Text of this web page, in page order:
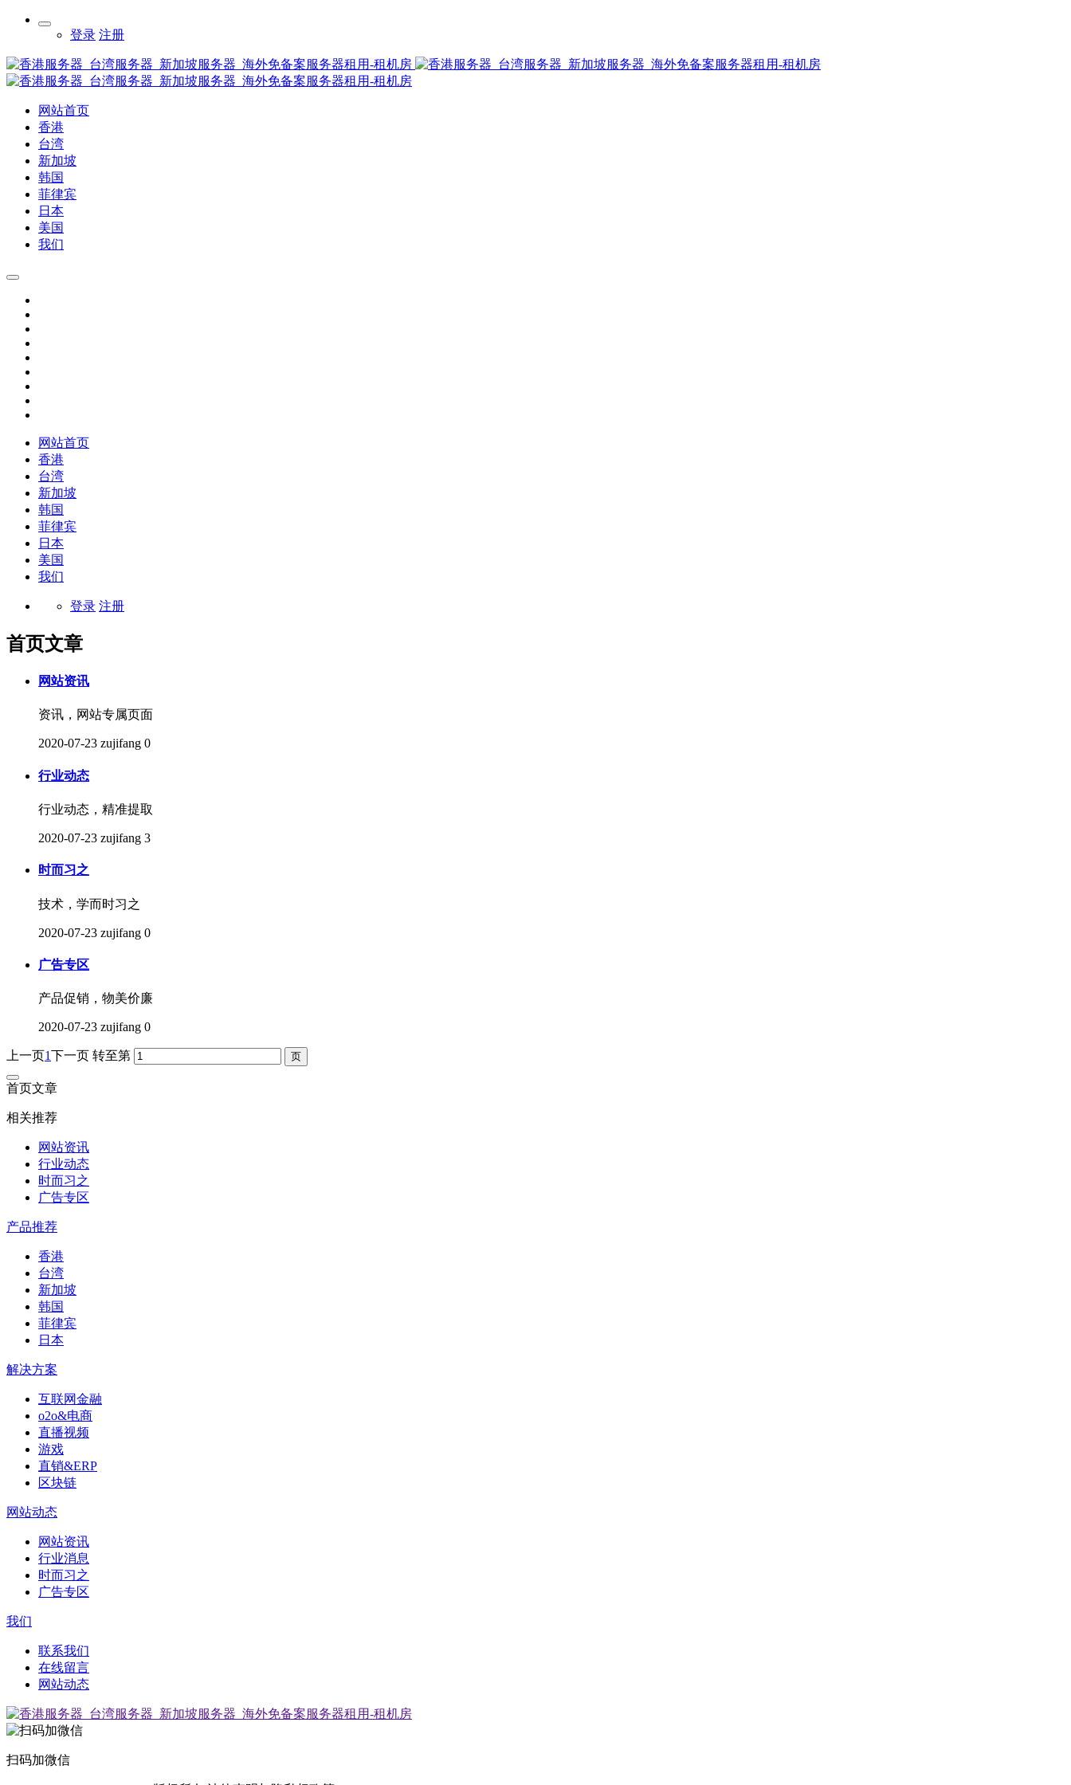
登录 注册
网站首页
香港
台湾
新加坡
韩国
菲律宾
日本
美国
我们
网站首页
香港
台湾
新加坡
韩国
菲律宾
日本
美国
我们
登录 注册
首页文章
网站资讯
资讯，网站专属页面
2020-07-23 zujifang 0
行业动态
行业动态，精准提取
2020-07-23 zujifang 3
时而习之
技术，学而时习之
2020-07-23 zujifang 0
广告专区
产品促销，物美价廉
2020-07-23 zujifang 0
上一页1下一页 转至第
首页文章
相关推荐
网站资讯
行业动态
时而习之
广告专区
产品推荐
香港
台湾
新加坡
韩国
菲律宾
日本
解决方案
互联网金融
o2o&电商
直播视频
游戏
直销&ERP
区块链
网站动态
网站资讯
行业消息
时而习之
广告专区
我们
联系我们
在线留言
网站动态
扫码加微信